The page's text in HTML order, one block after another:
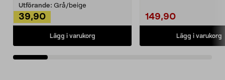
Utförande: Grå/beige
39,90
Lägg i varukorg
149,90
Lägg i varukorg